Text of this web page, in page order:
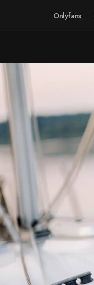
Onlyfans